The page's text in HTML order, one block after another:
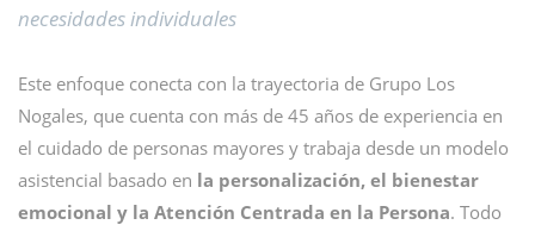
necesidades individuales
Este enfoque conecta con la trayectoria de Grupo Los
Nogales, que cuenta con más de 45 años de experiencia en
el cuidado de personas mayores y trabaja desde un modelo
asistencial basado en la personalización, el bienestar
emocional y la Atención Centrada en la Persona. Todo